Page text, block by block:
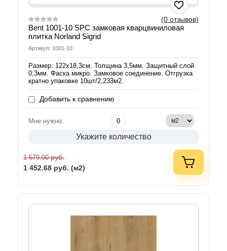
(0 отзывов)
Bent 1001-10 SPC замковая кварцвиниловая
плитка Norland Sigrid
Артикул: 1001-10
Размер: 122х18,3см. Толщина 3,5мм. Защитный слой
0,3мм. Фаска микро. Замковое соединение. Отгрузка
кратно упаковке 10шт/2,233м2.
Добавить к сравнению
Мне нужно:
Укажите количество
1 579.00руб.
1 452.68 руб. (м2)